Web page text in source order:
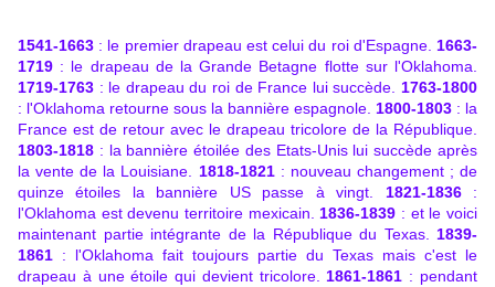
1541-1663 : le premier drapeau est celui du roi d'Espagne. 1663-
1719 : le drapeau de la Grande Betagne flotte sur l'Oklahoma.
1719-1763 : le drapeau du roi de France lui succède. 1763-1800
: l'Oklahoma retourne sous la bannière espagnole. 1800-1803 : la
France est de retour avec le drapeau tricolore de la République.
1803-1818 : la bannière étoilée des Etats-Unis lui succède après
la vente de la Louisiane. 1818-1821: nouveau changement ; de
quinze étoiles la bannière US passe à vingt. 1821-1836:
l'Oklahoma est devenu territoire mexicain. 1836-1839 : et le voici
maintenant partie intégrante de la République du Texas. 1839-
1861 : l'Oklahoma fait toujours partie du Texas mais c'est le
drapeau à une étoile qui devient tricolore. 1861-1861 : pendant